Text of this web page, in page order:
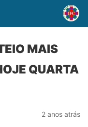
MAIS
QUARTA
2 anos atrás